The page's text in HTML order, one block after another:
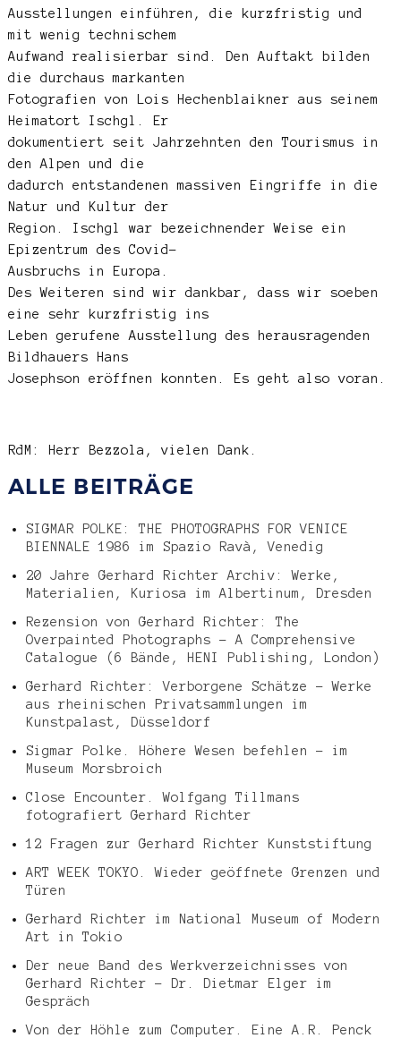
Ausstellungen einführen, die kurzfristig und
mit wenig technischem
Aufwand realisierbar sind. Den Auftakt bilden
die durchaus markanten
Fotografien von Lois Hechenblaikner aus seinem
Heimatort Ischgl. Er
dokumentiert seit Jahrzehnten den Tourismus in
den Alpen und die
dadurch entstandenen massiven Eingriffe in die
Natur und Kultur der
Region. Ischgl war bezeichnender Weise ein
Epizentrum des Covid-
Ausbruchs in Europa.
Des Weiteren sind wir dankbar, dass wir soeben
eine sehr kurzfristig ins
Leben gerufene Ausstellung des herausragenden
Bildhauers Hans
Josephson eröffnen konnten. Es geht also voran.
RdM: Herr Bezzola, vielen Dank.
ALLE BEITRÄGE
SIGMAR POLKE: THE PHOTOGRAPHS FOR VENICE
BIENNALE 1986 im Spazio Ravà, Venedig
20 Jahre Gerhard Richter Archiv: Werke,
Materialien, Kuriosa im Albertinum, Dresden
Rezension von Gerhard Richter: The
Overpainted Photographs – A Comprehensive
Catalogue (6 Bände, HENI Publishing, London)
Gerhard Richter: Verborgene Schätze – Werke
aus rheinischen Privatsammlungen im
Kunstpalast, Düsseldorf
Sigmar Polke. Höhere Wesen befehlen – im
Museum Morsbroich
Close Encounter. Wolfgang Tillmans
fotografiert Gerhard Richter
12 Fragen zur Gerhard Richter Kunststiftung
ART WEEK TOKYO. Wieder geöffnete Grenzen und
Türen
Gerhard Richter im National Museum of Modern
Art in Tokio
Der neue Band des Werkverzeichnisses von
Gerhard Richter – Dr. Dietmar Elger im
Gespräch
Von der Höhle zum Computer. Eine A.R. Penck